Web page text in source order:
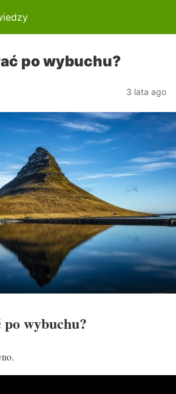
po wybuchu?
3 lata ago
wybuchu?